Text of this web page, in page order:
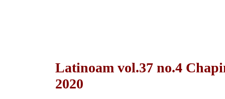
Latinoam vol.37 no.4
2020